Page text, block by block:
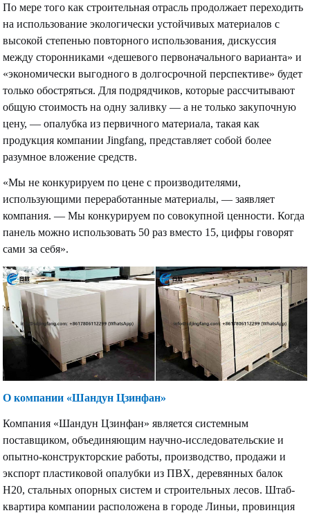
По мере того как строительная отрасль продолжает переходить
на использование экологически устойчивых материалов с
высокой степенью повторного использования, дискуссия
между сторонниками «дешевого первоначального варианта» и
«экономически выгодного в долгосрочной перспективе» будет
только обостряться. Для подрядчиков, которые рассчитывают
общую стоимость на одну заливку — а не только закупочную
цену, — опалубка из первичного материала, такая как
продукция компании Jingfang, представляет собой более
разумное вложение средств.
«Мы не конкурируем по цене с производителями,
использующими переработанные материалы, — заявляет
компания. — Мы конкурируем по совокупной ценности. Когда
панель можно использовать 50 раз вместо 15, цифры говорят
сами за себя».
О компании «Шандун Цзинфан»
Компания «Шандун Цзинфан» является системным
поставщиком, объединяющим научно-исследовательские и
опытно-конструкторские работы, производство, продажи и
экспорт пластиковой опалубки из ПВХ, деревянных балок
H20, стальных опорных систем и строительных лесов. Штаб-
квартира компании расположена в городе Линьи, провинция